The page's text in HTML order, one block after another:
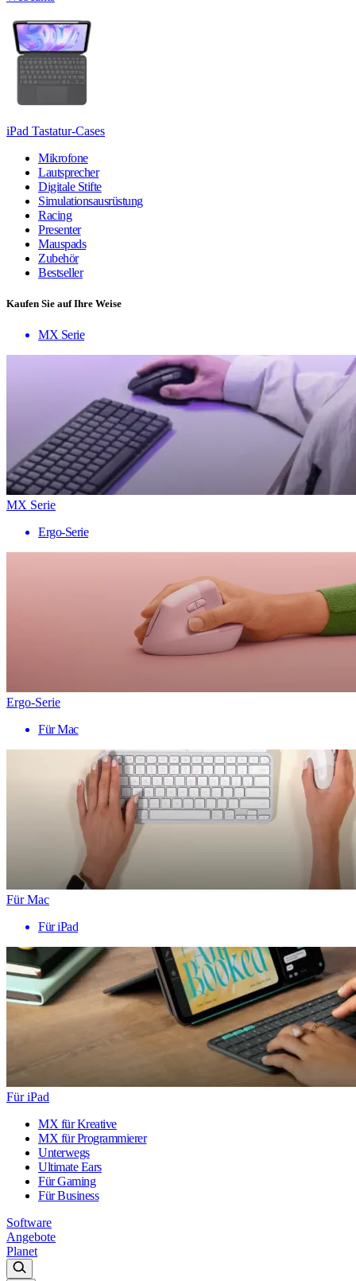
iPad Tastatur-Cases
Mikrofone
Lautsprecher
Digitale Stifte
Simulationsausrüstung
Racing
Presenter
Mauspads
Zubehör
Bestseller
Kaufen Sie auf Ihre Weise
MX Serie
MX Serie
Ergo-Serie
Ergo-Serie
Für Mac
Für Mac
Für iPad
Für iPad
MX für Kreative
MX für Programmierer
Unterwegs
Ultimate Ears
Für Gaming
Für Business
Software
Angebote
Planet